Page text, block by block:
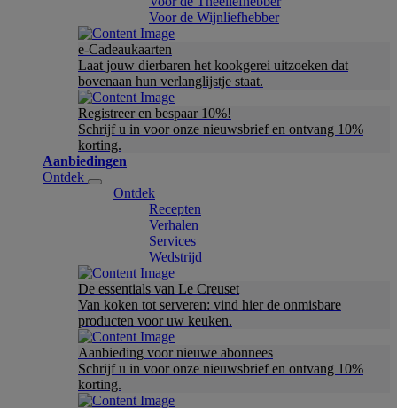
Voor de Wijnliefhebber
e-Cadeaukaarten
Laat jouw dierbaren het kookgerei uitzoeken dat
bovenaan hun verlanglijstje staat.
Registreer en bespaar 10%!
Schrijf u in voor onze nieuwsbrief en ontvang 10%
korting.
Aanbiedingen
Ontdek
Ontdek
Recepten
Verhalen
Services
Wedstrijd
De essentials van Le Creuset
Van koken tot serveren: vind hier de onmisbare
producten voor uw keuken.
Aanbieding voor nieuwe abonnees
Schrijf u in voor onze nieuwsbrief en ontvang 10%
korting.